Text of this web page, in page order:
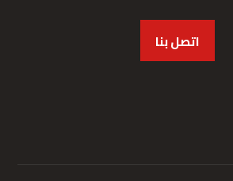
اتصل بنا